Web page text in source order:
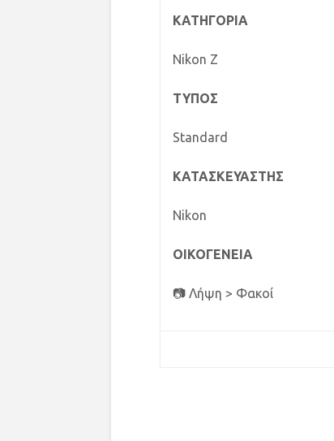
ΚΑΤΗΓΟΡΙΑ
Nikon Z
ΤΥΠΟΣ
Standard
ΚΑΤΑΣΚΕΥΑΣΤΗΣ
Nikon
ΟΙΚΟΓΕΝΕΙΑ
📷 Λήψη > Φακοί